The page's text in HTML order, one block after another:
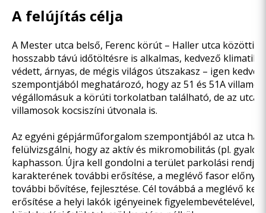
A felújítás célja
A Mester utca belső, Ferenc körút – Haller utca közötti
hosszabb távú időtöltésre is alkalmas, kedvező
védett, árnyas, de mégis világos útszakasz – igen
szempontjából meghatározó, hogy az 51 és 51A
végállomásuk a körúti torkolatban található, de az utca
villamosok kocsiszíni útvonala is.
Az egyéni gépjárműforgalom szempontjából az utca
felülvizsgálni, hogy az aktív és mikromobilitás (pl.
kaphasson. Újra kell gondolni a terület parkolási rendjét
karakterének további erősítése, a meglévő fasor
további bővítése, fejlesztése. Cél továbbá a meglévő
erősítése a helyi lakók igényeinek figyelembevételével,